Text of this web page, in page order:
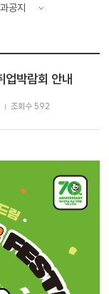
공지
박람회 안내
조회수 592